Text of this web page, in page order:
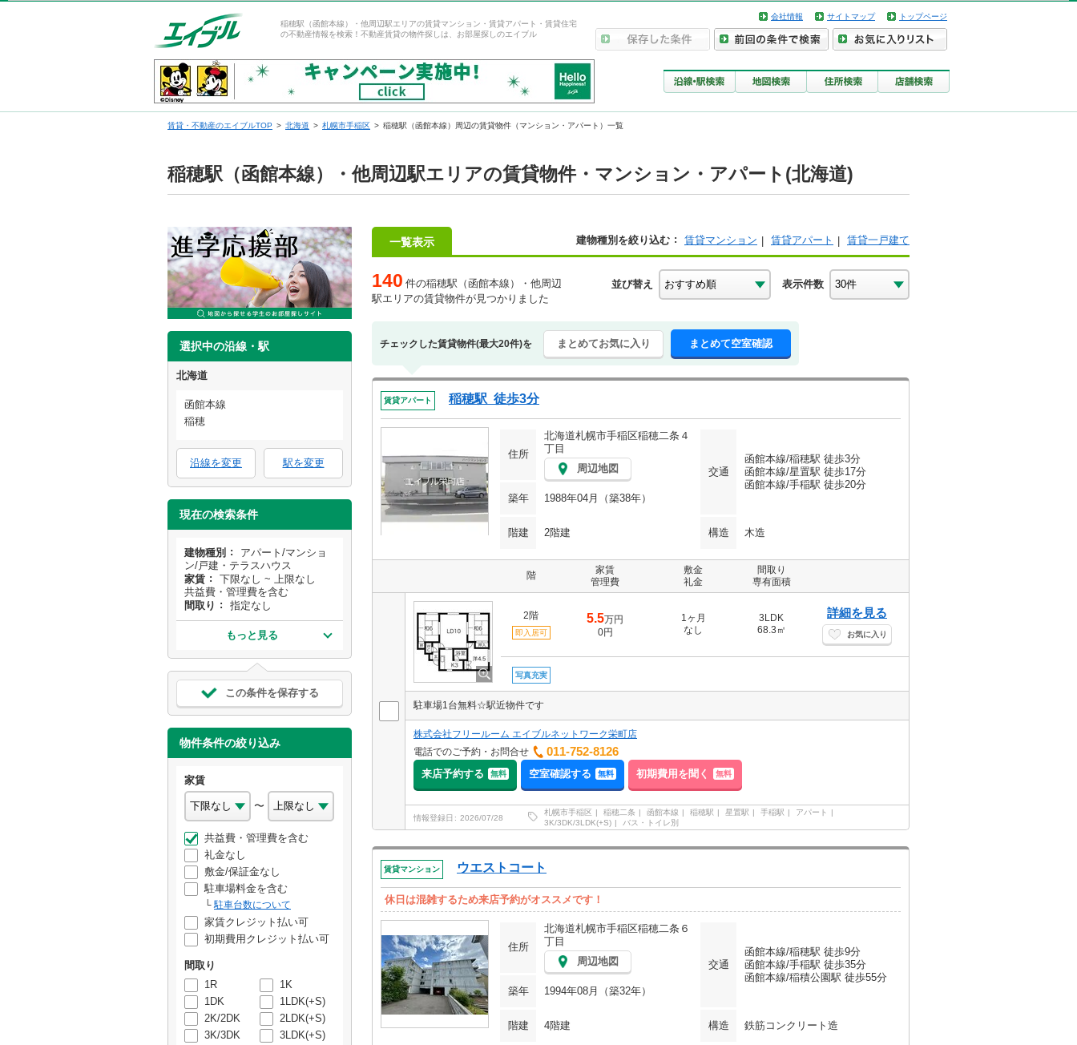
稲穂駅（函館本線）・他周辺駅エリアの賃貸マンション・賃貸アパート・賃貸住宅
の不動産情報を検索！不動産賃貸の物件探しは、お部屋探しのエイブル
会社情報 サイトマップ トップページ
賃貸・不動産のエイブルTOP 北海道 札幌市手稲区 稲穂駅（函館本線）周辺の賃貸物件（マンション・アパート）一覧
稲穂駅（函館本線）・他周辺駅エリアの賃貸物件・マンション・アパート(北海道)
選択中の沿線・駅
北海道
函館本線
稲穂
沿線を変更 駅を変更
現在の検索条件
建物種別
アパート/マンショ
ン/戸建・テラスハウス
家賃
下限なし ~ 上限なし
共益費・管理費を含む
間取り
指定なし
もっと見る
この条件を保存する
物件条件の絞り込み
家賃
〜
共益費・管理費を含む
礼金なし
敷金/保証金なし
駐車場料金を含む
駐車台数について
家賃クレジット払い可
初期費用クレジット払い可
間取り
1R
1K
1DK
1LDK(+S)
2K/2DK
2LDK(+S)
3K/3DK
3LDK(+S)
一覧表示 建物種別を絞り込む 賃貸マンション 賃貸アパート 賃貸一戸建て
140 件の稲穂駅（函館本線）・他周辺
駅エリアの賃貸物件が見つかりました
並び替え 表示件数
チェックした賃貸物件(最大20件)を まとめてお気に入り まとめて空室確認
賃貸アパート 稲穂駅 徒歩3分
住所
北海道札幌市手稲区稲穂二条４
丁目
周辺地図
交通
函館本線/稲穂駅 徒歩3分
函館本線/星置駅 徒歩17分
函館本線/手稲駅 徒歩20分
築年
1988年04月（築38年）
階建 2階建 構造 木造
階
家賃
管理費
敷金
礼金
間取り
専有面積
2階
即入居可
5.5万円
0円
1ヶ月
なし
3LDK
68.3㎡
詳細を見る
お気に入り
写真充実
駐車場1台無料☆駅近物件です
株式会社フリールーム エイブルネットワーク栄町店
電話でのご予約・お問合せ
011-752-8126
来店予約する 無料 空室確認する 無料 初期費用を聞く 無料
情報登録日 2026/07/28
札幌市手稲区 稲穂二条 函館本線 稲穂駅 星置駅 手稲駅
アパート
3K/3DK/3LDK(+S)
バス・トイレ別
賃貸マンション ウエストコート
休日は混雑するため来店予約がオススメです！
住所
北海道札幌市手稲区稲穂二条６
丁目
周辺地図
交通
函館本線/稲穂駅 徒歩9分
函館本線/手稲駅 徒歩35分
函館本線/稲積公園駅 徒歩55分
築年
1994年08月（築32年）
階建 4階建 構造 鉄筋コンクリート造